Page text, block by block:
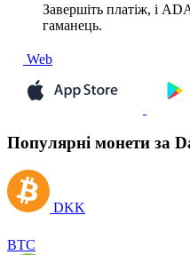
Завершіть платіж, і
гаманець.
Web
Популярні монети за
DKK
BTC